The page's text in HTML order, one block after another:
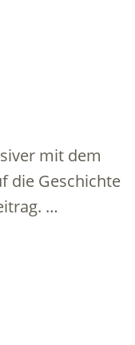
mit dem
die Geschichte
…